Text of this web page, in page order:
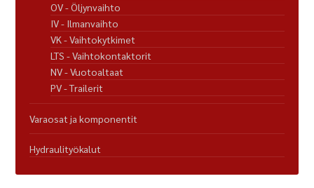
OV - Öljynvaihto
IV - Ilmanvaihto
VK - Vaihtokytkimet
LTS - Vaihtokontaktorit
NV - Vuotoaltaat
PV - Trailerit
Varaosat ja komponentit
Hydraulityökalut